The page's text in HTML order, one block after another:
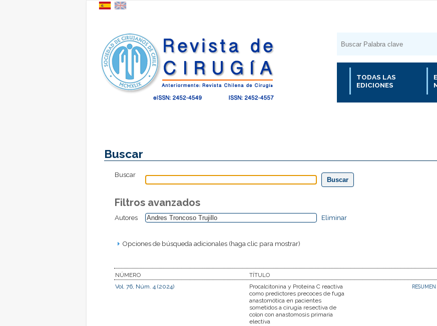
TODAS LAS
EDICIONES
Buscar
Buscar
Filtros avanzados
Autores Eliminar
Opciones de búsqueda adicionales (haga clic para mostrar)
NÚMERO
TÍTULO
Vol. 76, Núm. 4 (2024)
Procalcitonina y Proteína C reactiva
como predictores precoces de fuga
anastomótica en pacientes
sometidos a cirugía resectiva de
colon con anastomosis primaria
electiva
RESUMEN